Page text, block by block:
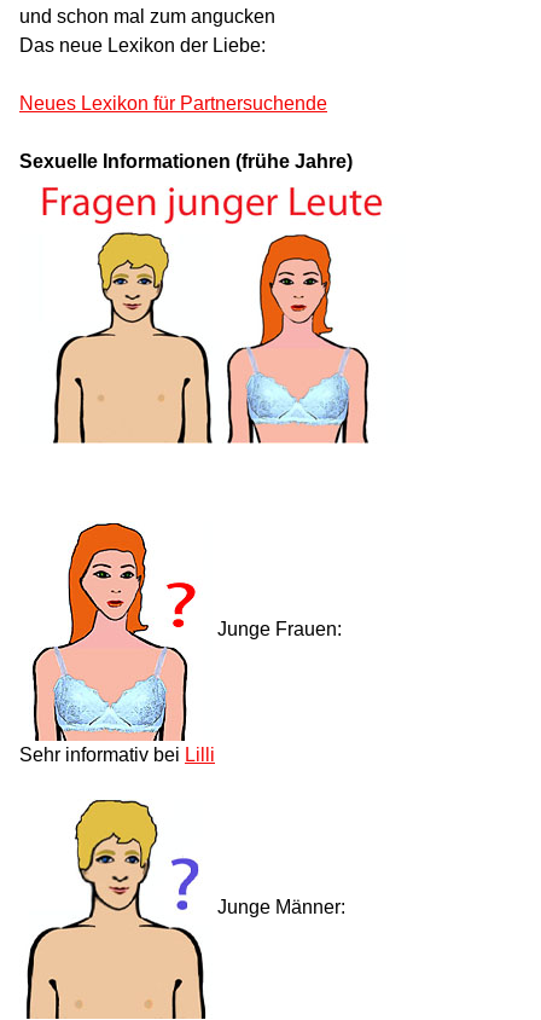
und schon mal zum angucken
Das neue Lexikon der Liebe:
Neues Lexikon für Partnersuchende
Sexuelle Informationen (frühe Jahre)
Junge Frauen:
Sehr informativ bei Lilli
Junge Männer: